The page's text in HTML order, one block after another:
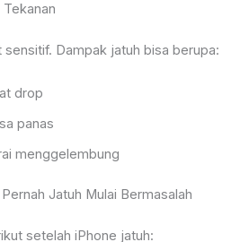
sensitif. Dampak jatuh bisa berupa:
drop
panas
menggelembung
Jatuh Mulai Bermasalah
setelah iPhone jatuh: